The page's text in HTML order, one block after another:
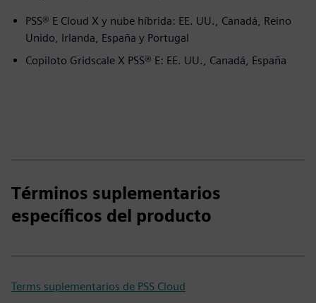
PSS® E Cloud X y nube híbrida: EE. UU., Canadá, Reino
Unido, Irlanda, España y Portugal
Copiloto Gridscale X PSS® E: EE. UU., Canadá, España
Términos suplementarios
específicos del producto
Terms suplementarios de PSS Cloud